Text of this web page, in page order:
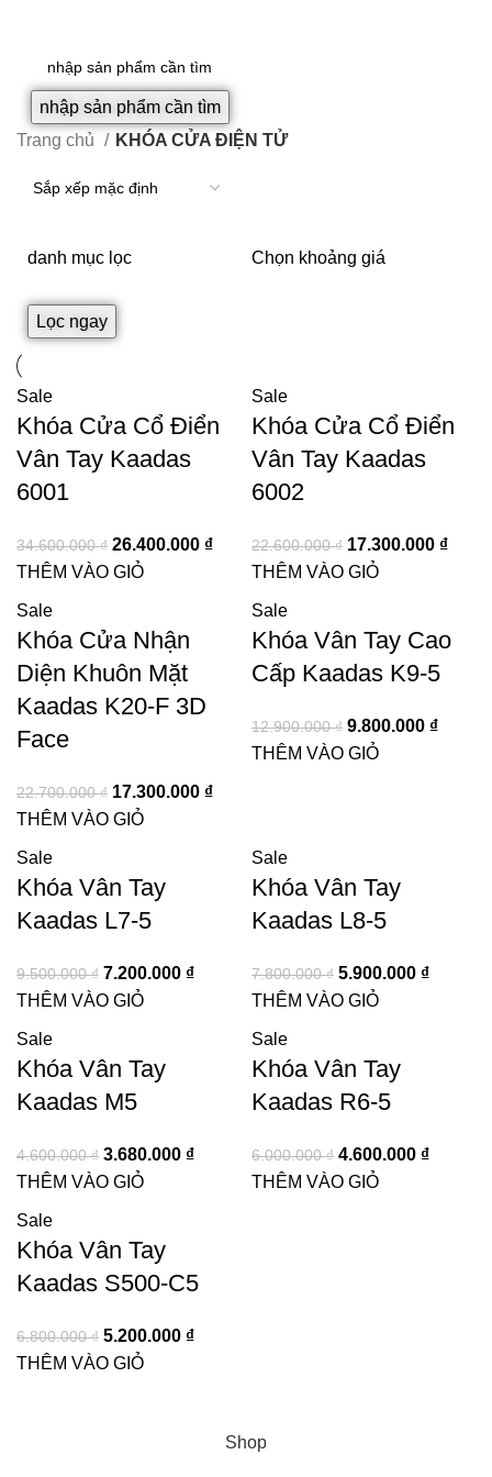
nhập sản phẩm cần tìm
Trang chủ
KHÓA CỬA ĐIỆN TỬ
danh mục lọc Chọn khoảng giá
Lọc ngay
Sale
Khóa Cửa Cổ Điển
Vân Tay Kaadas
6001
34.600.000₫ 26.400.000 ₫
THÊM VÀO GIỎ
Sale
Khóa Cửa Cổ Điển
Vân Tay Kaadas
6002
22.600.000₫ 17.300.000 ₫
THÊM VÀO GIỎ
Sale
Khóa Cửa Nhận
Diện Khuôn Mặt
Kaadas K20-F 3D
Face
22.700.000₫ 17.300.000 ₫
THÊM VÀO GIỎ
Sale
Khóa Vân Tay Cao
Cấp Kaadas K9-5
12.900.000₫ 9.800.000 ₫
THÊM VÀO GIỎ
Sale
Khóa Vân Tay
Kaadas L7-5
9.500.000₫ 7.200.000 ₫
THÊM VÀO GIỎ
Sale
Khóa Vân Tay
Kaadas L8-5
7.800.000₫ 5.900.000 ₫
THÊM VÀO GIỎ
Sale
Khóa Vân Tay
Kaadas M5
4.600.000₫ 3.680.000 ₫
THÊM VÀO GIỎ
Sale
Khóa Vân Tay
Kaadas R6-5
6.000.000₫ 4.600.000 ₫
THÊM VÀO GIỎ
Sale
Khóa Vân Tay
Kaadas S500-C5
6.800.000₫ 5.200.000 ₫
THÊM VÀO GIỎ
Shop